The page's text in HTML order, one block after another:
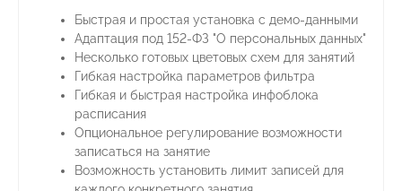
Быстрая и простая установка с демо-данными
Адаптация под 152-ФЗ "О персональных данных"
Несколько готовых цветовых схем для занятий
Гибкая настройка параметров фильтра
Гибкая и быстрая настройка инфоблока
расписания
Опциональное регулирование возможности
записаться на занятие
Возможность установить лимит записей для